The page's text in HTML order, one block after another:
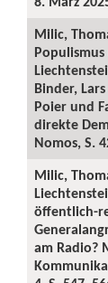
Milic,
Binder,
Poier und
direkte
Nomos, S.
Milic,
öffentlich-
am Radio?